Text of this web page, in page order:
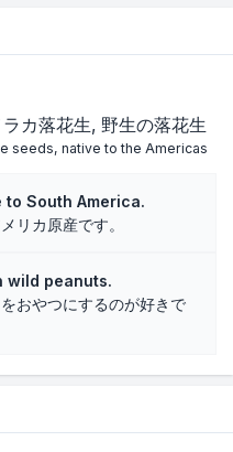
カ落花生 野生の落花生
seeds, native to the Americas
South America.
リカ原産です。
wild peanuts.
おやつにするのが好きで